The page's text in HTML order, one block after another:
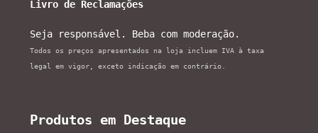
Livro de Reclamações
Seja responsável. Beba com moderação.
Todos os preços apresentados na loja incluem IVA à taxa
legal em vigor, exceto indicação em contrário.
Produtos em Destaque